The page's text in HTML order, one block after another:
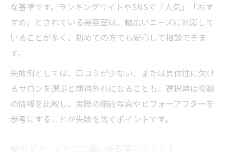
な基準です。ランキングサイトやSNSで「人気」「おす
すめ」とされている美容室は、幅広いニーズに対応して
いることが多く、初めての方でも安心して相談できま
す。
失敗例としては、口コミが少ない、または具体性に欠け
るサロンを選ぶと期待外れになることも。選択時は複数
の情報を比較し、実際の施術写真やビフォーアフターを
参考にすることが失敗を防ぐポイントです。
髪のダメージケアに強い美容室のポイント